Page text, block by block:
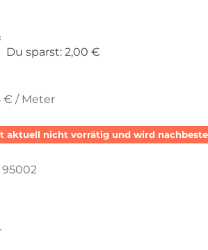
Du sparst: 2,00 €
€ / Meter
aktuell nicht vorrätig und wird
95002